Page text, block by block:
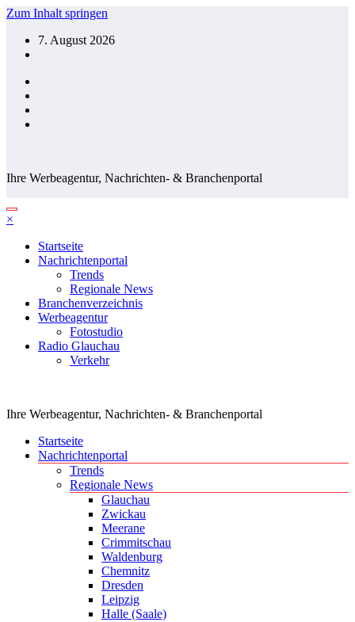
Zum Inhalt springen
7. August 2026
Ihre Werbeagentur, Nachrichten- & Branchenportal
×
Startseite
Nachrichtenportal
Trends
Regionale News
Branchenverzeichnis
Werbeagentur
Fotostudio
Radio Glauchau
Verkehr
Ihre Werbeagentur, Nachrichten- & Branchenportal
Startseite
Nachrichtenportal
Trends
Regionale News
Glauchau
Zwickau
Meerane
Crimmitschau
Waldenburg
Chemnitz
Dresden
Leipzig
Halle (Saale)